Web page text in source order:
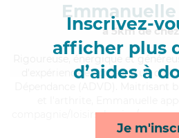
Inscrivez-
afficher plus
d’aides à
Je
Emmanuelle
à 5km de
, énergique et
d'expérience et possède un
compagnie/loisirs, lessive/
repas*